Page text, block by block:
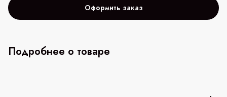
Оформить заказ
Подробнее о товаре